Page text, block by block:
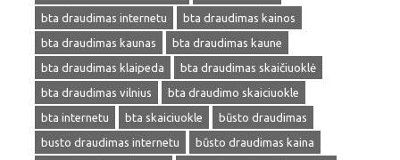
bta draudimas internetu
bta draudimas kainos
bta draudimas kaunas
bta draudimas kaune
bta draudimas klaipeda
bta draudimas skaičiuoklė
bta draudimas vilnius
bta draudimo skaiciuokle
bta internetu
bta skaiciuokle
būsto draudimas
busto draudimas internetu
būsto draudimas kaina